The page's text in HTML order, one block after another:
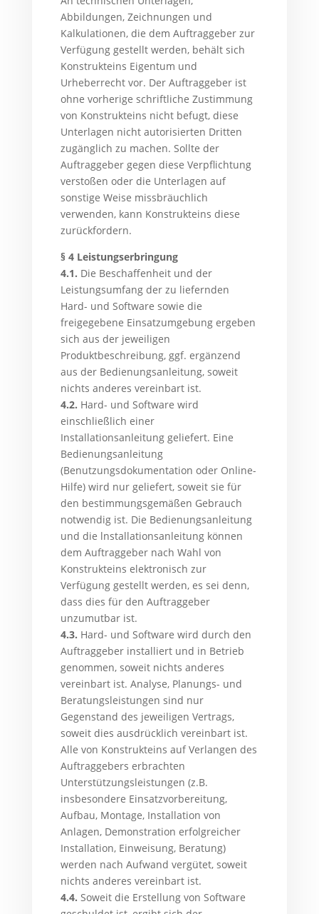
Abbildungen, Zeichnungen und
Kalkulationen, die dem Auftraggeber zur
Verfügung gestellt werden, behält sich
Konstrukteins Eigentum und
Urheberrecht vor. Der Auftraggeber ist
ohne vorherige schriftliche Zustimmung
von Konstrukteins nicht befugt, diese
Unterlagen nicht autorisierten Dritten
zugänglich zu machen. Sollte der
Auftraggeber gegen diese Verpflichtung
verstoßen oder die Unterlagen auf
sonstige Weise missbräuchlich
verwenden, kann Konstrukteins diese
zurückfordern.
§ 4 Leistungserbringung
4.1. Die Beschaffenheit und der
Leistungsumfang der zu liefernden
Hard- und Software sowie die
freigegebene Einsatzumgebung ergeben
sich aus der jeweiligen
Produktbeschreibung, ggf. ergänzend
aus der Bedienungsanleitung, soweit
nichts anderes vereinbart ist.
4.2. Hard- und Software wird
einschließlich einer
Installationsanleitung geliefert. Eine
Bedienungsanleitung
(Benutzungsdokumentation oder Online-
Hilfe) wird nur geliefert, soweit sie für
den bestimmungsgemäßen Gebrauch
notwendig ist. Die Bedienungsanleitung
und die lnstallationsanleitung können
dem Auftraggeber nach Wahl von
Konstrukteins elektronisch zur
Verfügung gestellt werden, es sei denn,
dass dies für den Auftraggeber
unzumutbar ist.
4.3. Hard- und Software wird durch den
Auftraggeber installiert und in Betrieb
genommen, soweit nichts anderes
vereinbart ist. Analyse, Planungs- und
Beratungsleistungen sind nur
Gegenstand des jeweiligen Vertrags,
soweit dies ausdrücklich vereinbart ist.
Alle von Konstrukteins auf Verlangen des
Auftraggebers erbrachten
Unterstützungsleistungen (z.B.
insbesondere Einsatzvorbereitung,
Aufbau, Montage, Installation von
Anlagen, Demonstration erfolgreicher
Installation, Einweisung, Beratung)
werden nach Aufwand vergütet, soweit
nichts anderes vereinbart ist.
4.4. Soweit die Erstellung von Software